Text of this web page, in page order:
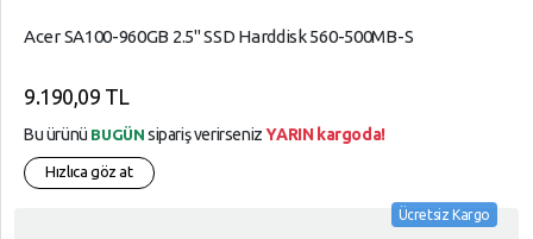
Acer SA100-960GB 2.5" SSD Harddisk 560-500MB-S
9.190,09 TL
Bu ürünü BUGÜN sipariş verirsenizYARIN kargoda!
Hızlıca göz at
Ücretsiz Kargo